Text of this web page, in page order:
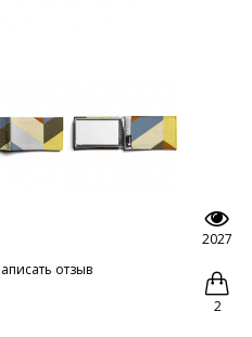
отзыв
2027
2